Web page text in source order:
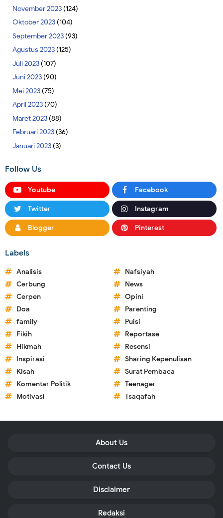
November 2023(124)
Oktober 2023(104)
September 2023(93)
Agustus 2023(125)
Juli 2023(107)
Juni 2023(90)
Mei 2023(75)
April 2023(70)
Maret 2023(88)
Februari 2023(36)
Januari 2023(3)
Follow Us
Youtube Facebook
Twitter Instagram
Blogger Pinterest
Labels
Analisis
Cerbung
Cerpen
Doa
family
Fikih
Hikmah
Inspirasi
Kisah
Komentar Politik
Motivasi
Nafsiyah
News
Opini
Parenting
Puisi
Reportase
Resensi
Sharing Kepenulisan
Surat Pembaca
Teenager
Tsaqafah
About Us
Contact Us
Disclaimer
Redaksi